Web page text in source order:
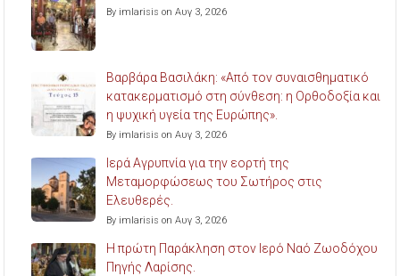
By imlarisis on Αυγ 3, 2026
Βαρβάρα Βασιλάκη: «Από τον συναισθηματικό
κατακερματισμό στη σύνθεση: η Ορθοδοξία και
η ψυχική υγεία της Ευρώπης».
By imlarisis on Αυγ 3, 2026
Ιερά Αγρυπνία για την εορτή της
Μεταμορφώσεως του Σωτήρος στις
Ελευθερές.
By imlarisis on Αυγ 3, 2026
Η πρώτη Παράκληση στον Ιερό Ναό Ζωοδόχου
Πηγής Λαρίσης.